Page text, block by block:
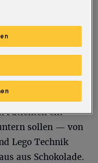
Dominika
Nikoläusen im Helios
Patienten ein
sollen — von
Lego Technik
aus Schokolade.